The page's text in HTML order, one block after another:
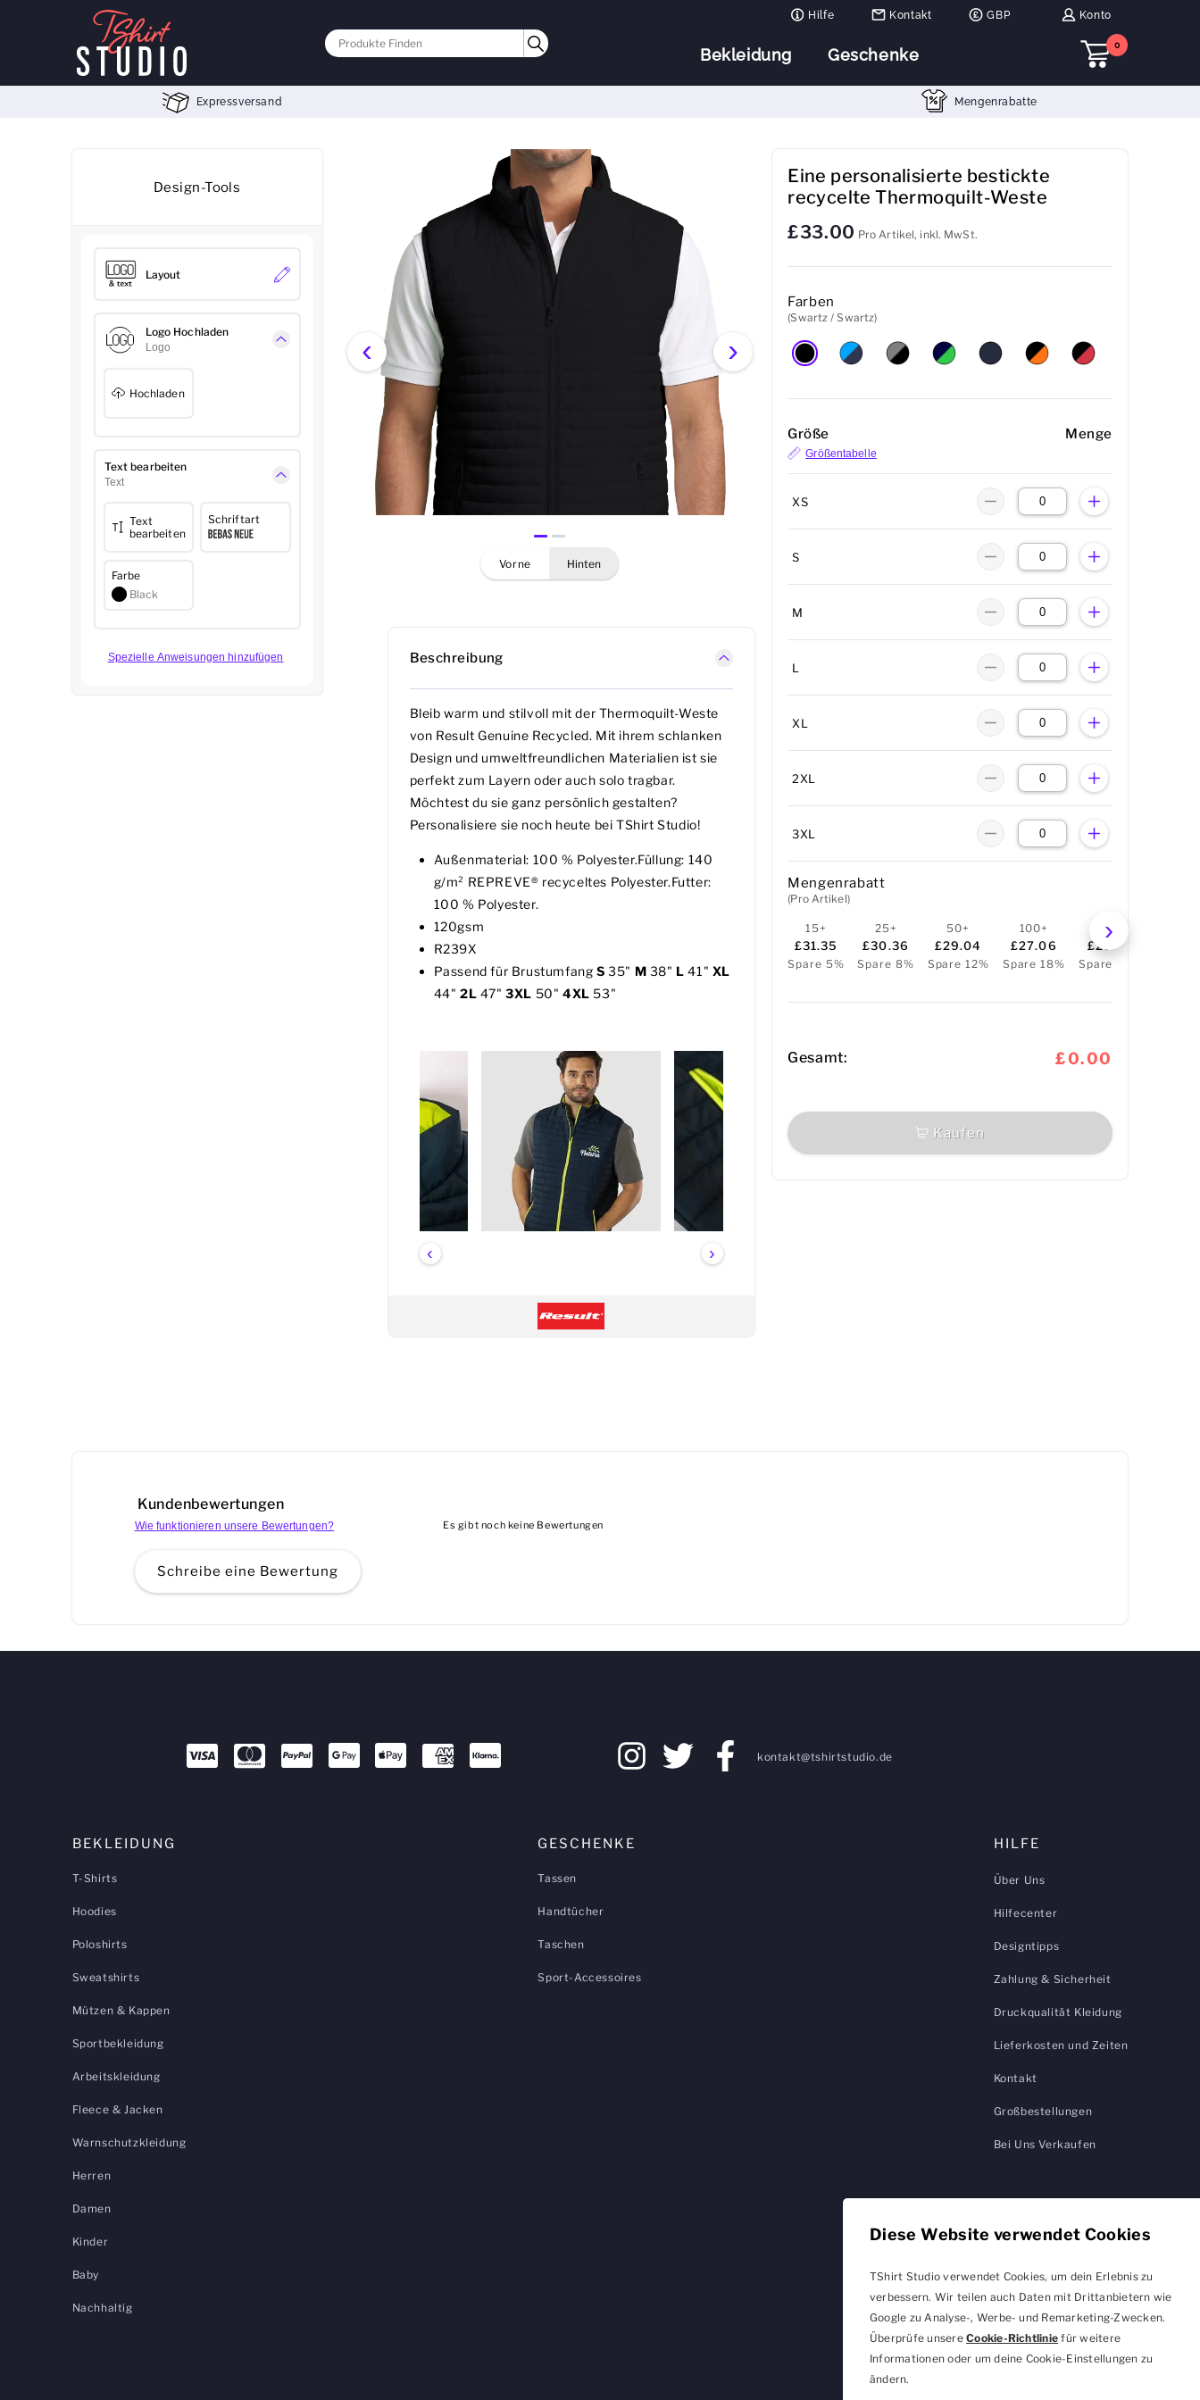
Diese Website verwendet Cookies
TShirt Studio verwendet Cookies, um dein Erlebnis zu
verbessern. Wir teilen auch Daten mit Drittanbietern wie
Google zu Analyse-, Werbe- und Remarketing-Zwecken.
Überprüfe unsereCookie-Richtlinie für weitere
Informationen oder um deine Cookie-Einstellungen zu
ändern.
Hilfe Kontakt GBP Konto
Bekleidung Geschenke
0
Expressversand Mengenrabatte
Design-Tools
Layout
Logo Hochladen
Logo
Hochladen
Text bearbeiten
Text
Text
bearbeiten
Schriftart
Farbe
Black
Spezielle Anweisungen hinzufügen
‹ ›
vorne hinten
Beschreibung
Bleib warm und stilvoll mit der Thermoquilt-Weste
von Result Genuine Recycled. Mit ihrem schlanken
Design und umweltfreundlichen Materialien ist sie
perfekt zum Layern oder auch solo tragbar.
Möchtest du sie ganz persönlich gestalten?
Personalisiere sie noch heute bei TShirt Studio!
Außenmaterial: 100 % Polyester.Füllung: 140
g/m² REPREVE® recyceltes Polyester.Futter:
100 % Polyester.
120gsm
R239X
Passend für Brustumfang S 35" M 38" L 41" XL
44" 2L 47"3XL 50" 4XL 53"
‹ ›
Eine personalisierte bestickte
recycelte Thermoquilt-Weste
£33.00 Pro Artikel, inkl. MwSt.
Farben
(Swartz / Swartz)
Größe Menge
Größentabelle
XS
S
M
L
XL
2XL
3XL
Mengenrabatt
(Pro Artikel)
15+
£31.35
Spare 5%
25+
£30.36
Spare 8%
50+
£29.04
Spare 12%
100+
£27.06
Spare 18%
250+
£23.43
Spare 29%
Gesamt: £0.00
Kaufen
Kundenbewertungen
Wie funktionieren unsere Bewertungen?
Schreibe eine Bewertung
Es gibt noch keine Bewertungen
kontakt@tshirtstudio.de
BEKLEIDUNG
T-Shirts
Hoodies
Poloshirts
Sweatshirts
Mützen & Kappen
Sportbekleidung
Arbeitskleidung
Fleece & Jacken
Warnschutzkleidung
Herren
Damen
Kinder
Baby
Nachhaltig
GESCHENKE
Tassen
Handtücher
Taschen
Sport-Accessoires
HILFE
Über Uns
Hilfecenter
Designtipps
Zahlung & Sicherheit
Druckqualität Kleidung
Lieferkosten und Zeiten
Kontakt
Großbestellungen
Bei Uns Verkaufen